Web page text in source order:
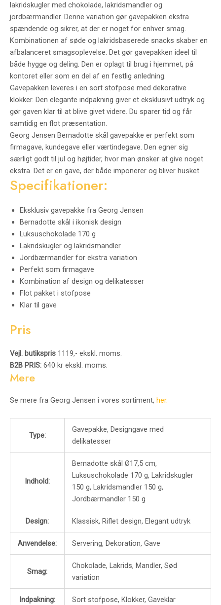
lakridskugler med chokolade, lakridsmandler og
jordbærmandler. Denne variation gør gavepakken ekstra
spændende og sikrer, at der er noget for enhver smag.
Kombinationen af søde og lakridsbaserede snacks skaber en
afbalanceret smagsoplevelse. Det gør gavepakken ideel til
både hygge og deling. Den er oplagt til brug i hjemmet, på
kontoret eller som en del af en festlig anledning.
Gavepakken leveres i en sort stofpose med dekorative
klokker. Den elegante indpakning giver et eksklusivt udtryk og
gør gaven klar til at blive givet videre. Du sparer tid og får
samtidig en flot præsentation.
Georg Jensen Bernadotte skål gavepakke er perfekt som
firmagave, kundegave eller værtindegave. Den egner sig
særligt godt til jul og højtider, hvor man ønsker at give noget
ekstra. Det er en gave, der både imponerer og bliver husket.
Specifikationer:
Eksklusiv gavepakke fra Georg Jensen
Bernadotte skål i ikonisk design
Luksuschokolade 170 g
Lakridskugler og lakridsmandler
Jordbærmandler for ekstra variation
Perfekt som firmagave
Kombination af design og delikatesser
Flot pakket i stofpose
Klar til gave
Pris
Vejl. butikspris 1119,- ekskl. moms.
B2B PRIS: 640 kr ekskl. moms.
Mere
Se mere fra Georg Jensen i vores sortiment, her.
Type:
Gavepakke, Designgave med
delikatesser
Indhold:
Bernadotte skål Ø17,5 cm,
Luksuschokolade 170 g, Lakridskugler
150 g, Lakridsmandler 150 g,
Jordbærmandler 150 g
Design: Klassisk, Riflet design, Elegant udtryk
Anvendelse: Servering, Dekoration, Gave
Smag:
Chokolade, Lakrids, Mandler, Sød
variation
Indpakning: Sort stofpose, Klokker, Gaveklar